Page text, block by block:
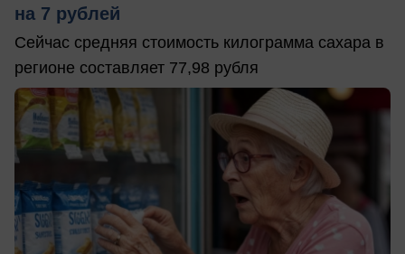
на 7 рублей
Сейчас средняя стоимость килограмма сахара в
регионе составляет 77,98 рубля